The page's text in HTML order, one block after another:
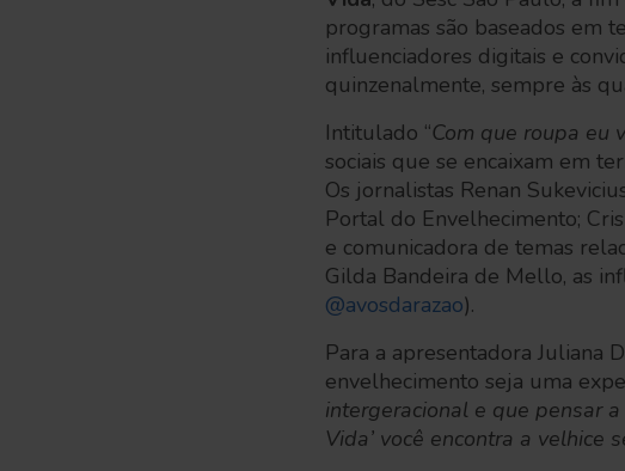
programas são baseados em
influenciadores digitais e
quinzenalmente, sempre às
Intitulado “Com que roupa eu
sociais que se encaixam em
Os jornalistas Renan
Portal do Envelhecimento;
e comunicadora de temas
Gilda Bandeira de Mello, as
@avosdarazao).
Para a apresentadora Juliana
envelhecimento seja uma
intergeracional e que pensar
Vida’ você encontra a velhice